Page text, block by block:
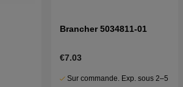
Brancher 5034811-01
€7.03
Sur commande. Exp. sous 2–5